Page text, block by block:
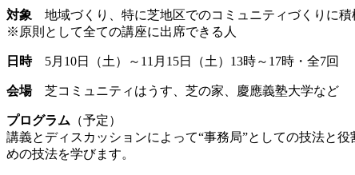
対象 地域づくり、特に芝地区でのコミュニティづくりに
※原則として全ての講座に出席できる人
日時5月10日（土）～11月15日（土）13時～17時・全7回
会場芝コミュニティはうす、芝の家、慶應義塾大学など
プログラム （予定）
講義とディスカッションによって“事務局”としての技法と
めの技法を学びます。